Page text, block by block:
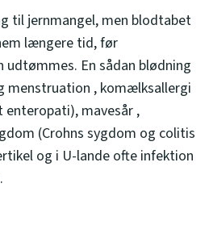
til jernmangel, men blodtabet
længere tid, før
udtømmes. En sådan blødning
menstruation , komælksallergi
mavesår ,
(Crohns sygdom og colitis
og i U-lande ofte infektion